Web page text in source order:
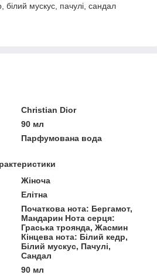
білий мускус, пачулі, сандал
Christian Dior
90 мл
Парфумована вода
Жіноча
Елітна
Початкова нота: Бергамот,
Мандарин Нота серця:
Граська троянда, Жасмин
Кінцева нота: Білий кедр,
Білий мускус, Пачулі,
Сандал
90 мл